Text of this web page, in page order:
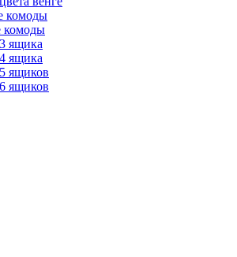
комоды
комоды
ящика
ящика
ящиков
ящиков